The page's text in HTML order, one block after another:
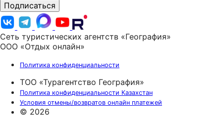
Подписаться
Сеть туристических агентств «География»
ООО «Отдых онлайн»
Политика конфиденциальности
ТОО «Турагентство География»
Политика конфиденциальности Казахстан
Условия отмены/возвратов онлайн платежей
© 2026